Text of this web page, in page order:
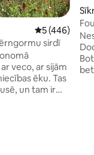
Vidējais
5 (446)
sirdī
veco, ar sijām
ēku. Tas
un tam ir